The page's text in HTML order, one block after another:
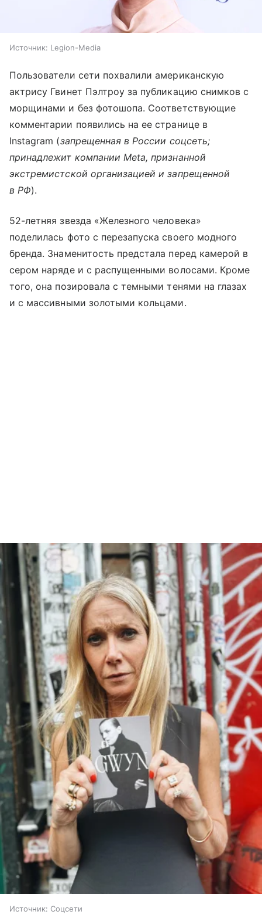
Источник: Legion-Media
Пользователи сети похвалили американскую
актрису Гвинет Пэлтроу за публикацию снимков с
морщинами и без фотошопа. Соответствующие
комментарии появились на ее странице в
Instagram (запрещенная в России соцсеть;
принадлежит компании Meta, признанной
экстремистской организацией и запрещенной
в РФ).
52-летняя звезда «Железного человека»
поделилась фото с перезапуска своего модного
бренда. Знаменитость предстала перед камерой в
сером наряде и с распущенными волосами. Кроме
того, она позировала с темными тенями на глазах
и с массивными золотыми кольцами.
Источник: Соцсети